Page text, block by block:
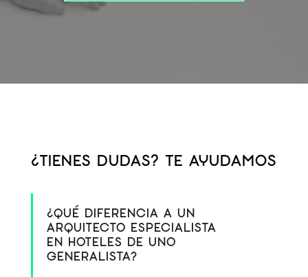
¿TIENES DUDAS? TE AYUDAMOS
¿QUÉ DIFERENCIA A UN
ARQUITECTO ESPECIALISTA
EN HOTELES DE UNO
GENERALISTA?